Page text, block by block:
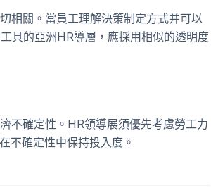
相關。當員工理解決策制定方式并可以
具的亞洲HR導層，應採用相似的透明度
不確定性。HR領導展須優先考慮勞工力
不確定性中保持投入度。